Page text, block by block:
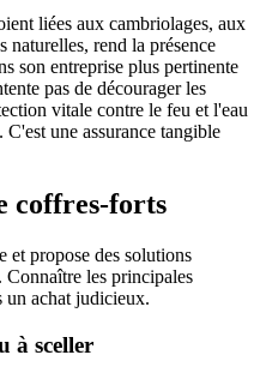
liées aux cambriolages, aux
naturelles, rend la présence
son entreprise plus pertinente
pas de décourager les
vitale contre le feu et l'eau
une assurance tangible
coffres-forts
et propose des solutions
Connaître les principales
un achat judicieux.
à sceller